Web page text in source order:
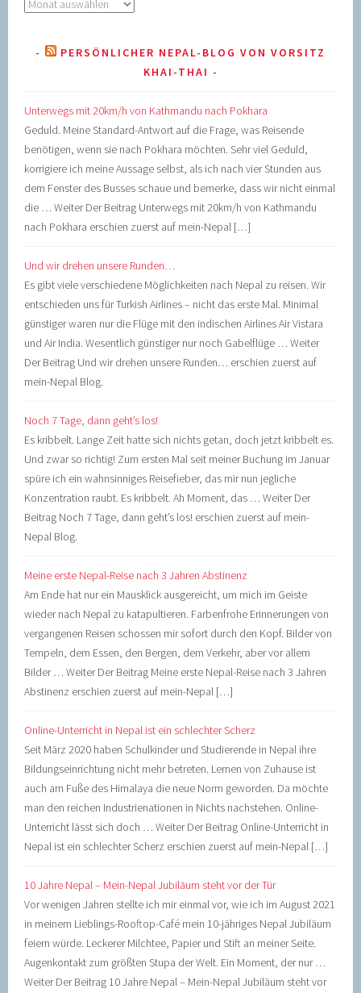
Archiv
PERSÖNLICHER NEPAL-BLOG VON VORSITZ
KHAI-THAI
Unterwegs mit 20km/h von Kathmandu nach Pokhara
Geduld. Meine Standard-Antwort auf die Frage, was Reisende
benötigen, wenn sie nach Pokhara möchten. Sehr viel Geduld,
korrigiere ich meine Aussage selbst, als ich nach vier Stunden aus
dem Fenster des Busses schaue und bemerke, dass wir nicht einmal
die … Weiter Der Beitrag Unterwegs mit 20km/h von Kathmandu
nach Pokhara erschien zuerst auf mein-Nepal […]
Und wir drehen unsere Runden…
Es gibt viele verschiedene Möglichkeiten nach Nepal zu reisen. Wir
entschieden uns für Turkish Airlines – nicht das erste Mal. Minimal
günstiger waren nur die Flüge mit den indischen Airlines Air Vistara
und Air India. Wesentlich günstiger nur noch Gabelflüge … Weiter
Der Beitrag Und wir drehen unsere Runden… erschien zuerst auf
mein-Nepal Blog.
Noch 7 Tage, dann geht’s los!
Es kribbelt. Lange Zeit hatte sich nichts getan, doch jetzt kribbelt es.
Und zwar so richtig! Zum ersten Mal seit meiner Buchung im Januar
spüre ich ein wahnsinniges Reisefieber, das mir nun jegliche
Konzentration raubt. Es kribbelt. Ah Moment, das … Weiter Der
Beitrag Noch 7 Tage, dann geht’s los! erschien zuerst auf mein-
Nepal Blog.
Meine erste Nepal-Reise nach 3 Jahren Abstinenz
Am Ende hat nur ein Mausklick ausgereicht, um mich im Geiste
wieder nach Nepal zu katapultieren. Farbenfrohe Erinnerungen von
vergangenen Reisen schossen mir sofort durch den Kopf. Bilder von
Tempeln, dem Essen, den Bergen, dem Verkehr, aber vor allem
Bilder … Weiter Der Beitrag Meine erste Nepal-Reise nach 3 Jahren
Abstinenz erschien zuerst auf mein-Nepal […]
Online-Unterricht in Nepal ist ein schlechter Scherz
Seit März 2020 haben Schulkinder und Studierende in Nepal ihre
Bildungseinrichtung nicht mehr betreten. Lernen von Zuhause ist
auch am Fuße des Himalaya die neue Norm geworden. Da möchte
man den reichen Industrienationen in Nichts nachstehen. Online-
Unterricht lässt sich doch … Weiter Der Beitrag Online-Unterricht in
Nepal ist ein schlechter Scherz erschien zuerst auf mein-Nepal […]
10 Jahre Nepal – Mein-Nepal Jubiläum steht vor der Tür
Vor wenigen Jahren stellte ich mir einmal vor, wie ich im August 2021
in meinem Lieblings-Rooftop-Café mein 10-jähriges Nepal Jubiläum
feiern würde. Leckerer Milchtee, Papier und Stift an meiner Seite.
Augenkontakt zum größten Stupa der Welt. Ein Moment, der nur …
Weiter Der Beitrag 10 Jahre Nepal – Mein-Nepal Jubiläum steht vor